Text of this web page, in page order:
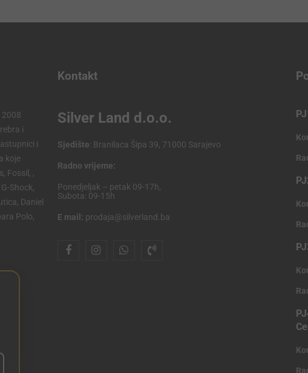
2008
i
i
koje
Fossil, ,
Shock,
Daniel
Polo,
Kontakt
Silver Land d.o.o.
Sjedište: Branilaca Šipa 39, 71000 Sarajevo
Radno vrijeme:
Ponedjeljak – petak 09-17h,
Subota: 09-15h
E mail: prodaja@silverland.ba